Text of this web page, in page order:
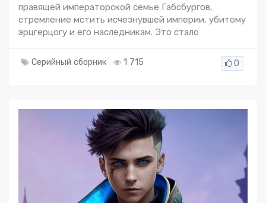
правящей императорской семье Габсбургов,
стремление мстить исчезнувшей империи, убитому
эрцгерцогу и его наследникам. Это стало
Серийный сборник 1 715 0